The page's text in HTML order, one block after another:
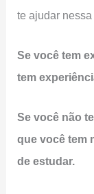
te ajudar
Se você tem
tem
Se você não
que você tem
de estudar.